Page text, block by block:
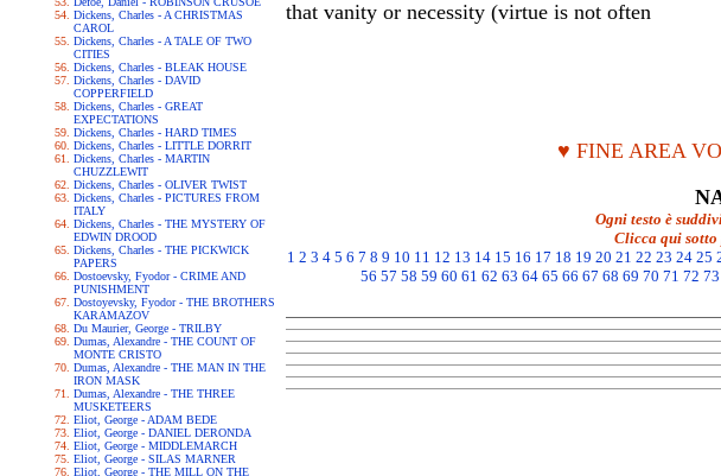
Dickens, Charles - A CHRISTMAS
CAROL
Dickens, Charles - A TALE OF TWO
CITIES
Dickens, Charles - BLEAK HOUSE
Dickens, Charles - DAVID
COPPERFIELD
Dickens, Charles - GREAT
EXPECTATIONS
Dickens, Charles - HARD TIMES
Dickens, Charles - LITTLE DORRIT
Dickens, Charles - MARTIN
CHUZZLEWIT
Dickens, Charles - OLIVER TWIST
Dickens, Charles - PICTURES FROM
ITALY
Dickens, Charles - THE MYSTERY OF
EDWIN DROOD
Dickens, Charles - THE PICKWICK
PAPERS
Dostoevsky, Fyodor - CRIME AND
PUNISHMENT
Dostoyevsky, Fyodor - THE BROTHERS
KARAMAZOV
Du Maurier, George - TRILBY
Dumas, Alexandre - THE COUNT OF
MONTE CRISTO
Dumas, Alexandre - THE MAN IN THE
IRON MASK
Dumas, Alexandre - THE THREE
MUSKETEERS
Eliot, George - ADAM BEDE
Eliot, George - DANIEL DERONDA
Eliot, George - MIDDLEMARCH
Eliot, George - SILAS MARNER
Eliot, George - THE MILL ON THE
that vanity or necessity (virtue is not often
♥ FINE AREA
Ogni testo è
Clicca qui sotto
1 2 3 4 5 6 7 8 9 10 11 12 13 14 15 16 17 18 19 20 21 22 23 24 25
56 57 58 59 60 61 62 63 64 65 66 67 68 69 70 71 72 73